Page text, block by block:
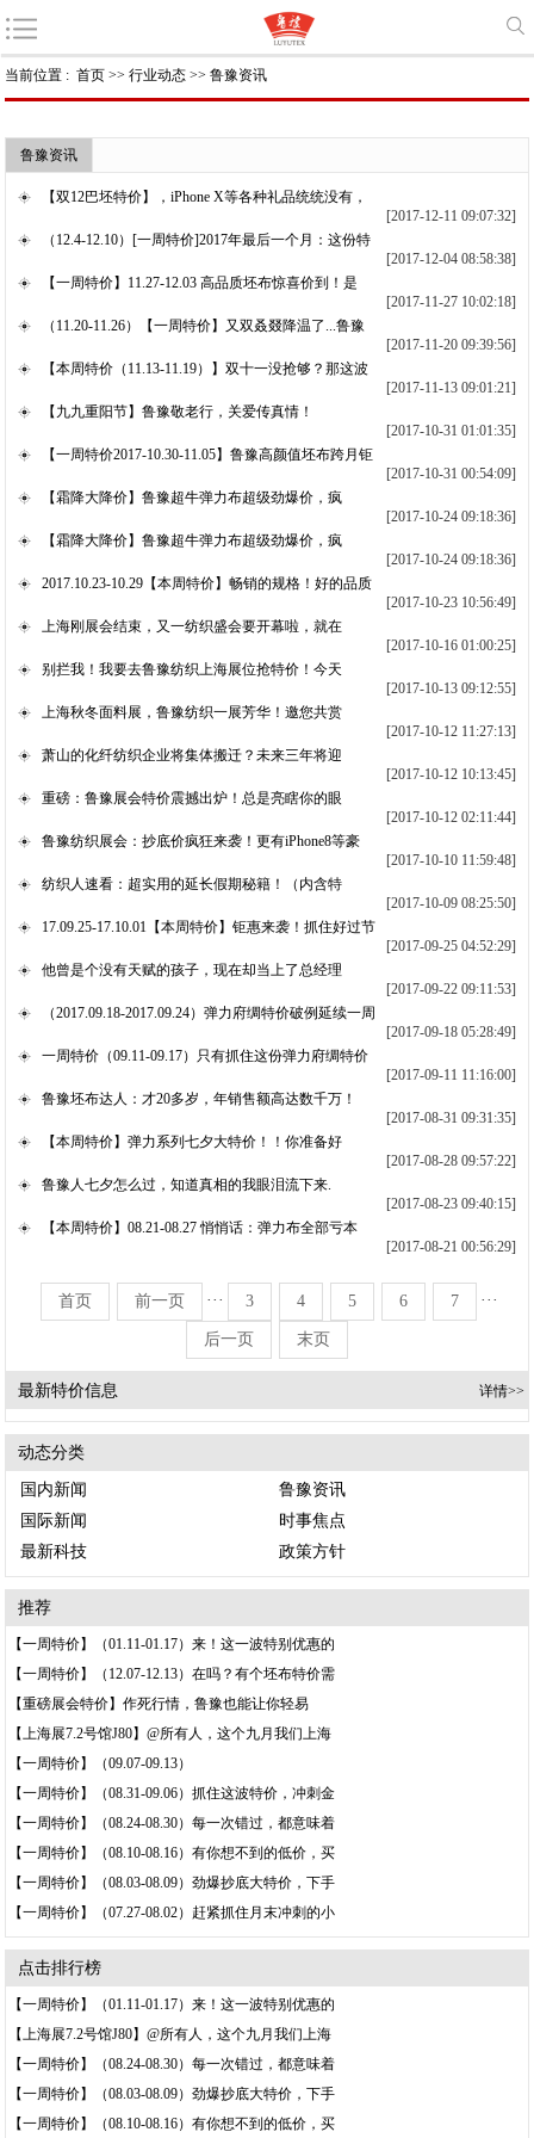
当前位置 : 首页 >> 行业动态 >> 鲁豫资讯
鲁豫资讯
【双12巴坯特价】，iPhone X等各种礼品统统没有，
[2017-12-11 09:07:32]
（12.4-12.10）[一周特价]2017年最后一个月：这份特
[2017-12-04 08:58:38]
【一周特价】11.27-12.03 高品质坯布惊喜价到！是
[2017-11-27 10:02:18]
（11.20-11.26）【一周特价】又双叒叕降温了...鲁豫
[2017-11-20 09:39:56]
【本周特价（11.13-11.19）】双十一没抢够？那这波
[2017-11-13 09:01:21]
【九九重阳节】鲁豫敬老行，关爱传真情！
[2017-10-31 01:01:35]
【一周特价2017-10.30-11.05】鲁豫高颜值坯布跨月钜
[2017-10-31 00:54:09]
【霜降大降价】鲁豫超牛弹力布超级劲爆价，疯
[2017-10-24 09:18:36]
【霜降大降价】鲁豫超牛弹力布超级劲爆价，疯
[2017-10-24 09:18:36]
2017.10.23-10.29【本周特价】畅销的规格！好的品质
[2017-10-23 10:56:49]
上海刚展会结束，又一纺织盛会要开幕啦，就在
[2017-10-16 01:00:25]
别拦我！我要去鲁豫纺织上海展位抢特价！今天
[2017-10-13 09:12:55]
上海秋冬面料展，鲁豫纺织一展芳华！邀您共赏
[2017-10-12 11:27:13]
萧山的化纤纺织企业将集体搬迁？未来三年将迎
[2017-10-12 10:13:45]
重磅：鲁豫展会特价震撼出炉！总是亮瞎你的眼
[2017-10-12 02:11:44]
鲁豫纺织展会：抄底价疯狂来袭！更有iPhone8等豪
[2017-10-10 11:59:48]
纺织人速看：超实用的延长假期秘籍！（内含特
[2017-10-09 08:25:50]
17.09.25-17.10.01【本周特价】钜惠来袭！抓住好过节
[2017-09-25 04:52:29]
他曾是个没有天赋的孩子，现在却当上了总经理
[2017-09-22 09:11:53]
（2017.09.18-2017.09.24）弹力府绸特价破例延续一周
[2017-09-18 05:28:49]
一周特价（09.11-09.17）只有抓住这份弹力府绸特价
[2017-09-11 11:16:00]
鲁豫坯布达人：才20多岁，年销售额高达数千万！
[2017-08-31 09:31:35]
【本周特价】弹力系列七夕大特价！！你准备好
[2017-08-28 09:57:22]
鲁豫人七夕怎么过，知道真相的我眼泪流下来.
[2017-08-23 09:40:15]
【本周特价】08.21-08.27 悄悄话：弹力布全部亏本
[2017-08-21 00:56:29]
首页 前一页 ··· 3 4 5 6 7 ···
后一页 末页
最新特价信息 详情>>
动态分类
国内新闻
鲁豫资讯
国际新闻
时事焦点
最新科技
政策方针
推荐
【一周特价】（01.11-01.17）来！这一波特别优惠的
【一周特价】（12.07-12.13）在吗？有个坯布特价需
【重磅展会特价】作死行情，鲁豫也能让你轻易
【上海展7.2号馆J80】@所有人，这个九月我们上海
【一周特价】（09.07-09.13）
【一周特价】（08.31-09.06）抓住这波特价，冲刺金
【一周特价】（08.24-08.30）每一次错过，都意味着
【一周特价】（08.10-08.16）有你想不到的低价，买
【一周特价】（08.03-08.09）劲爆抄底大特价，下手
【一周特价】（07.27-08.02）赶紧抓住月末冲刺的小
点击排行榜
【一周特价】（01.11-01.17）来！这一波特别优惠的
【上海展7.2号馆J80】@所有人，这个九月我们上海
【一周特价】（08.24-08.30）每一次错过，都意味着
【一周特价】（08.03-08.09）劲爆抄底大特价，下手
【一周特价】（08.10-08.16）有你想不到的低价，买